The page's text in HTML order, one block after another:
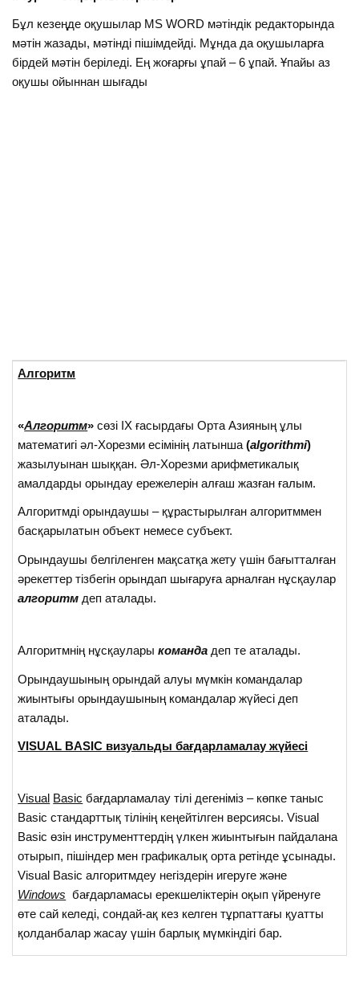
Бұл кезеңде оқушылар MS WORD мәтіндік редакторында
мәтін жазады, мәтінді пішімдейді. Мұнда да оқушыларға
бірдей мәтін беріледі. Ең жоғарғы ұпай – 6 ұпай. Ұпайы аз
оқушы ойыннан шығады
Алгоритм
«Алгоритм» сөзі ІХ ғасырдағы Орта Азияның ұлы
математигі әл-Хорезми есімінің латынша(algorithmi)
жазылуынан шыққан. Әл-Хорезми арифметикалық
амалдарды орындау ережелерін алғаш жазған ғалым.
Алгоритмді орындаушы – құрастырылған алгоритммен
басқарылатын объект немесе субъект.
Орындаушы белгіленген мақсатқа жету үшін бағытталған
әрекеттер тізбегін орындап шығаруға арналған нұсқаулар
алгоритм деп аталады.
Алгоритмнің нұсқауларыкоманда деп те аталады.
Орындаушының орындай алуы мүмкін командалар
жиынтығы орындаушының командалар жүйесі деп
аталады.
VISUAL BASIC визуальды бағдарламалау жүйесі
Visual Basic бағдарламалау тілі дегеніміз – көпке таныс
Basic стандарттық тілінің кеңейтілген версиясы. Visual
Basic өзін инструменттердің үлкен жиынтығын пайдалана
отырып, пішіндер мен графикалық орта ретінде ұсынады.
Visual Basic алгоритмдеу негіздерін игеруге және
Windows бағдарламасы ерекшеліктерін оқып үйренуге
өте сай келеді, сондай-ақ кез келген тұрпаттағы қуатты
қолданбалар жасау үшін барлық мүмкіндігі бар.